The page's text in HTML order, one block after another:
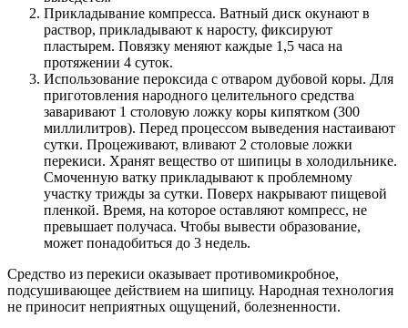
Прикладывание компресса. Ватный диск окунают в
раствор, прикладывают к наросту, фиксируют
пластырем. Повязку меняют каждые 1,5 часа на
протяжении 4 суток.
Использование пероксида с отваром дубовой коры. Для
приготовления народного целительного средства
заваривают 1 столовую ложку коры кипятком (300
миллилитров). Перед процессом выведения настаивают
сутки. Процеживают, вливают 2 столовые ложки
перекиси. Хранят вещество от шипицы в холодильнике.
Смоченную ватку прикладывают к проблемному
участку трижды за сутки. Поверх накрывают пищевой
пленкой. Время, на которое оставляют компресс, не
превышает получаса. Чтобы вывести образование,
может понадобиться до 3 недель.
Средство из перекиси оказывает противомикробное,
подсушивающее действием на шипицу. Народная технология
не приносит неприятных ощущений, болезненности.